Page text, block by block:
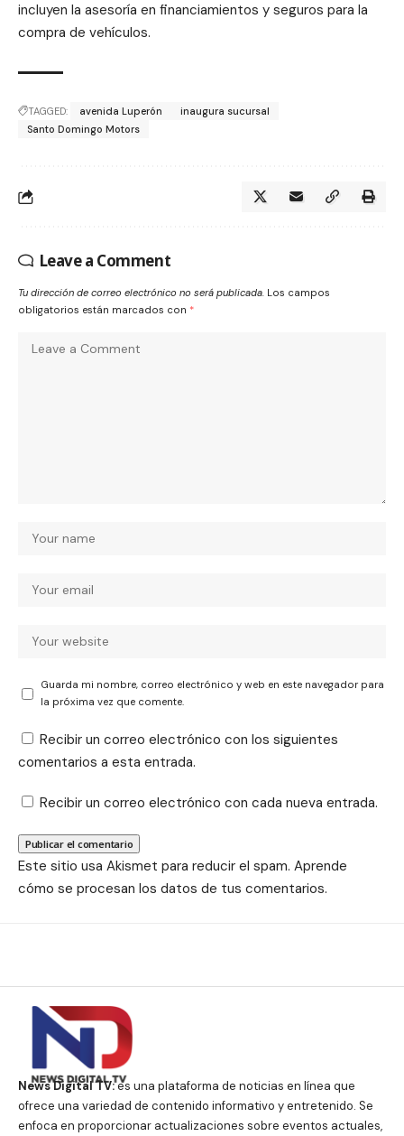
incluyen la asesoría en financiamientos y seguros para la
compra de vehículos.
TAGGED: avenida Luperón
inaugura sucursal
Santo Domingo Motors
Leave a Comment
Tu dirección de correo electrónico no será publicada. Los campos
obligatorios están marcados con *
Guarda mi nombre, correo electrónico y web en este navegador para
la próxima vez que comente.
Recibir un correo electrónico con los siguientes
comentarios a esta entrada.
Recibir un correo electrónico con cada nueva entrada.
Este sitio usa Akismet para reducir el spam. Aprende
cómo se procesan los datos de tus comentarios.
News Digital TV:es una plataforma de noticias en línea que
ofrece una variedad de contenido informativo y entretenido. Se
enfoca en proporcionar actualizaciones sobre eventos actuales,